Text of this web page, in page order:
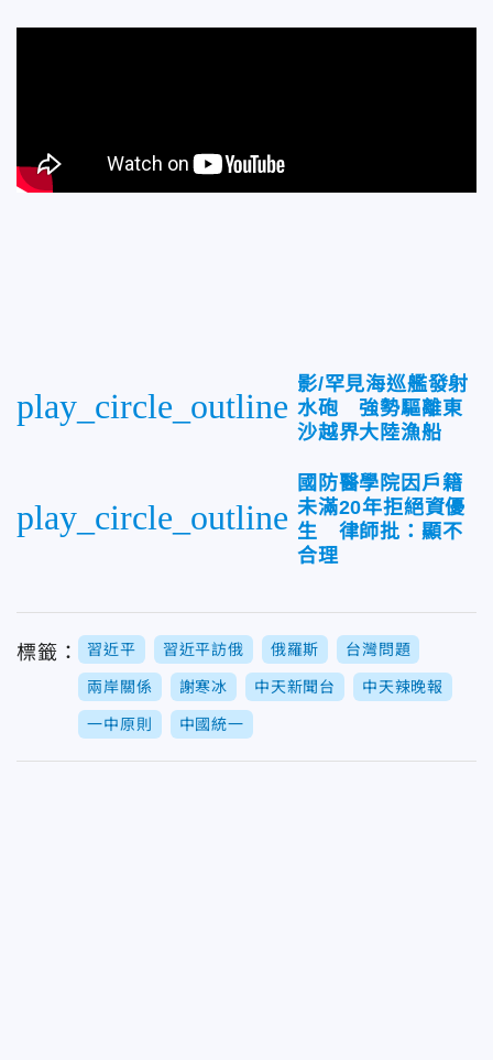
play_circle_outline
影/罕見海巡艦發射
水砲 強勢驅離東
沙越界大陸漁船
play_circle_outline
國防醫學院因戶籍
未滿20年拒絕資優
生 律師批：顯不
合理
標籤： 習近平 習近平訪俄 俄羅斯 台灣問題
兩岸關係 謝寒冰 中天新聞台 中天辣晚報
一中原則 中國統一